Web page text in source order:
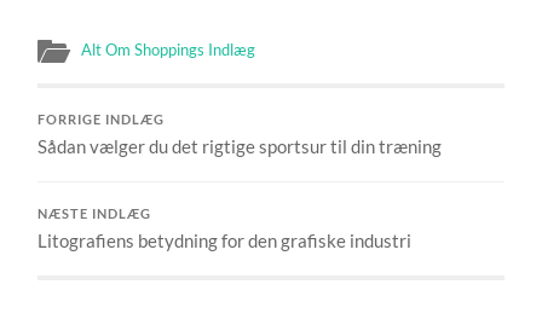
Alt Om Shoppings Indlæg
FORRIGE INDLÆG
Sådan vælger du det rigtige sportsur til din træning
NÆSTE INDLÆG
Litografiens betydning for den grafiske industri